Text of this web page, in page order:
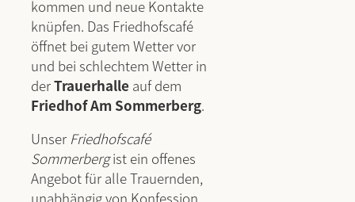
kommen und neue Kontakte
knüpfen. Das Friedhofscafé
öffnet bei gutem Wetter vor
und bei schlechtem Wetter in
derTrauerhalle auf dem
Friedhof Am Sommerberg.
Unser Friedhofscafé
Sommerbergist ein offenes
Angebot für alle Trauernden,
unabhängig von Konfession